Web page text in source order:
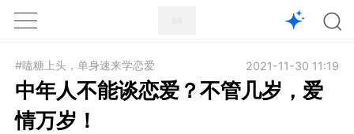
1X
#嗑糖上头，单身速来学恋爱 2021-11-30 11:19
中年人不能谈恋爱？不管几岁，爱
情万岁！